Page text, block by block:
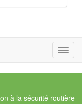
à la sécurité routière